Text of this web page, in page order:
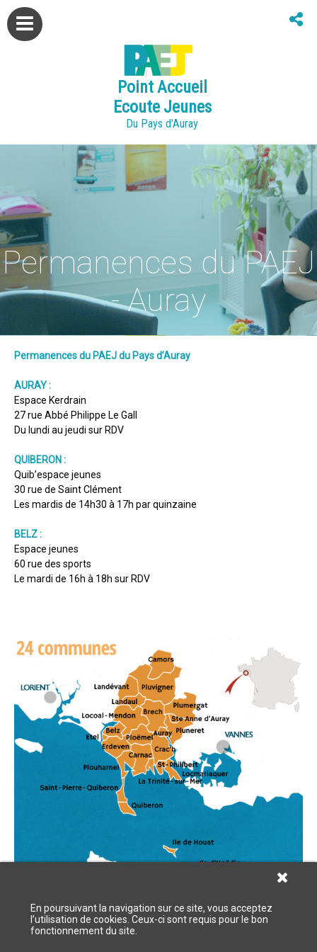
En poursuivant la navigation sur ce site, vous acceptez
l’utilisation de cookies. Ceux-ci sont requis pour le bon
fonctionnement du site.
Point Accueil
Ecoute Jeunes
Du Pays d'Auray
Permanences du PAEJ
- Auray
Permanences du PAEJ du Pays d’Auray
AURAY :
Espace Kerdrain
27 rue Abbé Philippe Le Gall
Du lundi au jeudi sur RDV
QUIBERON :
Quib’espace jeunes
30 rue de Saint Clément
Les mardis de 14h30 à 17h par quinzaine
BELZ :
Espace jeunes
60 rue des sports
Le mardi de 16h à 18h sur RDV